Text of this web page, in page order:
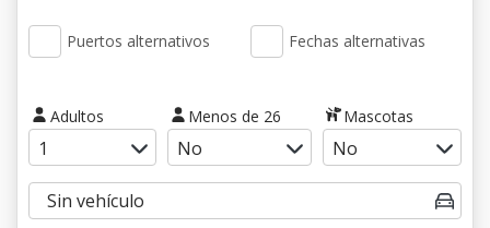
Puertos alternativos Fechas alternativas
Adultos Menos de 26 Mascotas